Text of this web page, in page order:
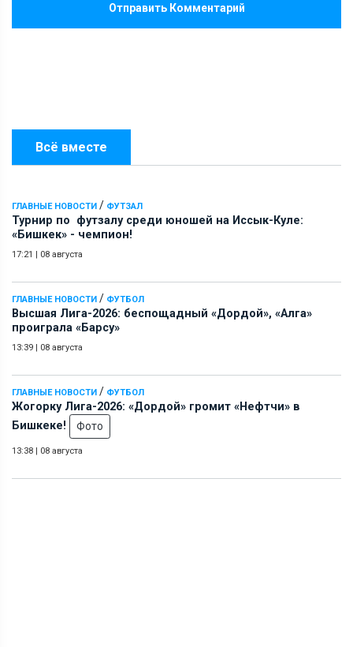
Всё вместе
ГЛАВНЫЕ НОВОСТИ / ФУТЗАЛ
Турнир по футзалу среди юношей на Иссык-Куле:
«Бишкек» - чемпион!
17:21 | 08 августа
ГЛАВНЫЕ НОВОСТИ / ФУТБОЛ
Высшая Лига-2026: беспощадный «Дордой», «Алга»
проиграла «Барсу»
13:39 | 08 августа
ГЛАВНЫЕ НОВОСТИ / ФУТБОЛ
Жогорку Лига-2026: «Дордой» громит «Нефтчи» в
Бишкеке!
Фото
13:38 | 08 августа
Отправить Комментарий